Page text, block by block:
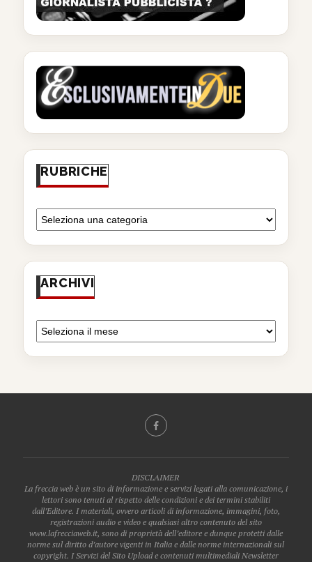
RUBRICHE
ARCHIVI
DISCLAIMER
La freccia web è un sito di informazione e servizi legati alla comunicazione, i
lettori sono tenuti al rispetto delle condizioni e dei termini stabiliti
dall’Editore. I materiali, ovvero articoli di informazione, immagini, foto,
registrazioni audio e video e qualsiasi altro contenuto del sito
www.lafrecciaweb.it, sono di proprietà dell’editore e dunque protetti dalle
norme sul diritto d’autore vigenti in Italia e dalle norme internazionali sul
copyright. I Servizi del Sito Upload e contenuti multimediali Newsletter